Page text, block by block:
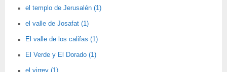
el templo de Jerusalén (1)
el valle de Josafat (1)
El valle de los califas (1)
El Verde y El Dorado (1)
el virrey (1)